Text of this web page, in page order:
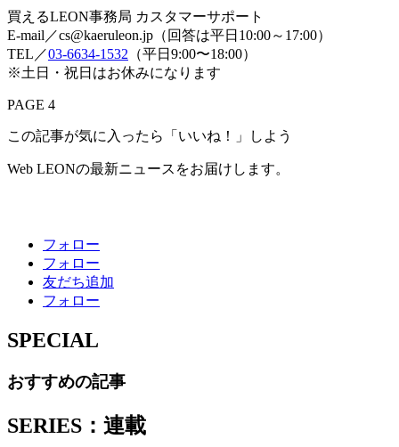
買えるLEON事務局 カスタマーサポート
E-mail／cs@kaeruleon.jp（回答は平日10:00～17:00）
TEL／03-6634-1532 （平日9:00〜18:00）
※土日・祝日はお休みになります
PAGE 4
この記事が気に入ったら「いいね！」しよう
Web LEONの最新ニュースをお届けします。
フォロー
フォロー
友だち追加
フォロー
SPECIAL
おすすめの記事
SERIES：連載